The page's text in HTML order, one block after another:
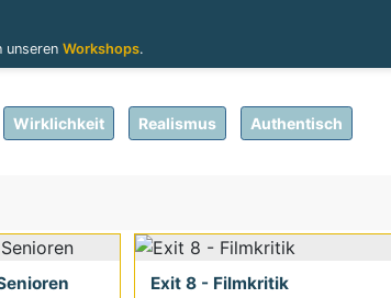
unserenWorkshops.
Wirklichkeit Realismus Authentisch
Exit 8 - Filmkritik